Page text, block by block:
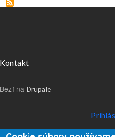
Menu v päte
Kontakt
Beží na Drupale
Používateľské